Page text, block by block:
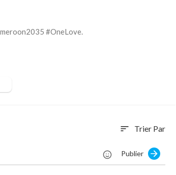
#OneLove.
sort Trier Par
Publier